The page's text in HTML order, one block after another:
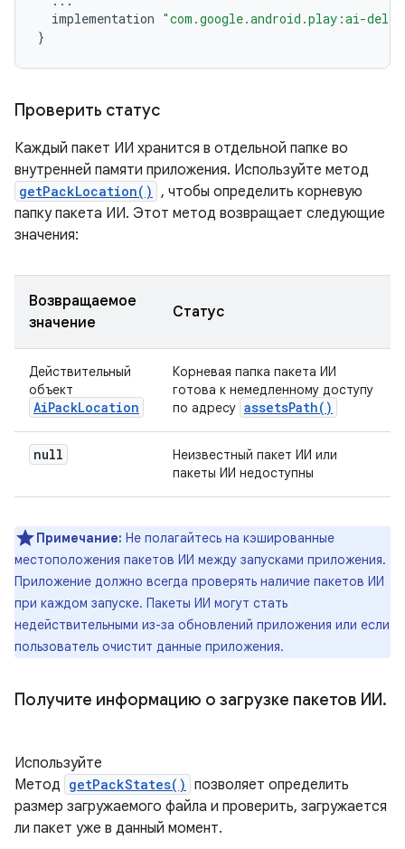
implementation "com.google.android.play:ai-
}
Проверить статус
Каждый пакет ИИ хранится в отдельной папке во
внутренней памяти приложения. Используйте метод
getPackLocation() , чтобы определить корневую
папку пакета ИИ. Этот метод возвращает следующие
значения:
Возвращаемое
значение
Статус
Действительный
объект
AiPackLocation
Корневая папка пакета ИИ
готова к немедленному доступу
по адресу assetsPath()
null
Неизвестный пакет ИИ или
пакеты ИИ недоступны
Примечание: Не полагайтесь на кэшированные
местоположения пакетов ИИ между запусками приложения.
Приложение должно всегда проверять наличие пакетов ИИ
при каждом запуске. Пакеты ИИ могут стать
недействительными из-за обновлений приложения или если
пользователь очистит данные приложения.
Получите информацию о загрузке пакетов ИИ.
Используйте
Метод getPackStates() позволяет определить
размер загружаемого файла и проверить, загружается
ли пакет уже в данный момент.